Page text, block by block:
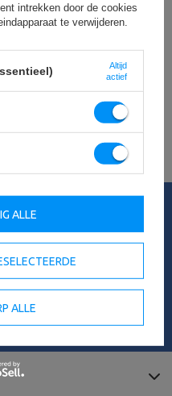
gevonden en het in onze
gebruiken en ons een
zoekt. Om dit te kunnen doen,
intrekken door de cookies
te verwijderen.
Altijd
actief
ALLE
ALLE